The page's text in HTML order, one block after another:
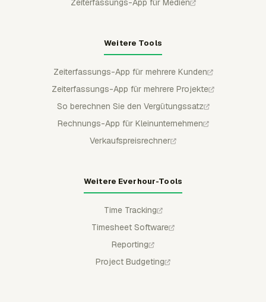
Weitere Tools
Zeiterfassungs-App für mehrere Kunden
Zeiterfassungs-App für mehrere Projekte
So berechnen Sie den Vergütungssatz
Rechnungs-App für Kleinunternehmen
Verkaufspreisrechner
Weitere Everhour-Tools
Time Tracking
Timesheet Software
Reporting
Project Budgeting